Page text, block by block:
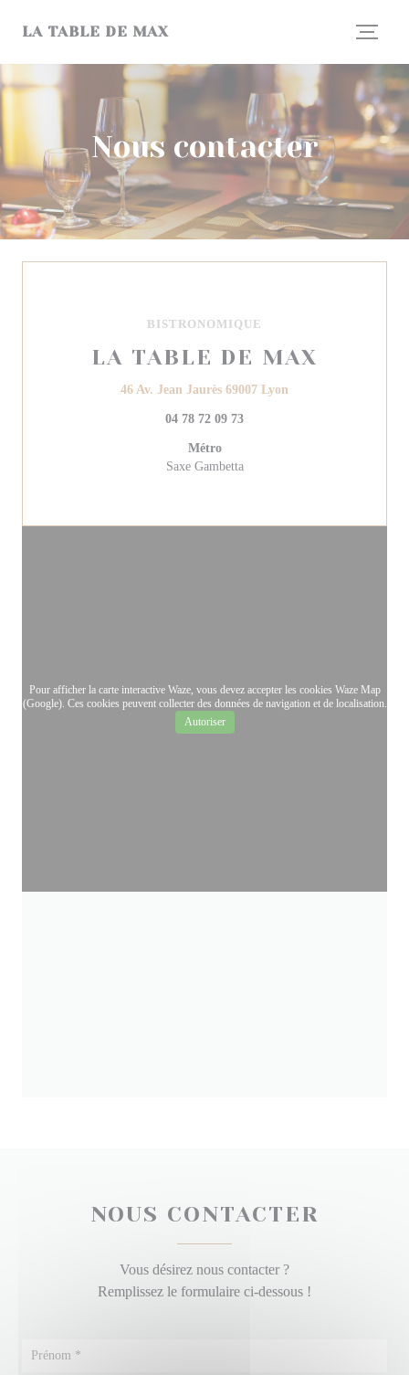
LA TABLE DE MAX
Nous contacter
BISTRONOMIQUE
LA TABLE DE MAX
46 Av. Jean Jaurès 69007 Lyon
04 78 72 09 73
Métro
Saxe Gambetta
Pour afficher la carte interactive Waze, vous devez accepter les cookies Waze Map
(Google). Ces cookies peuvent collecter des données de navigation et de localisation.
Autoriser
NOUS CONTACTER
Vous désirez nous contacter ?
Remplissez le formulaire ci-dessous !